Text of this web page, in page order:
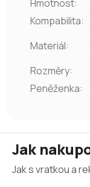
Hmotnost:
Kompabilita:
Materiál:
Rozměry:
Peněženka:
Jak
Jak s vratkou a